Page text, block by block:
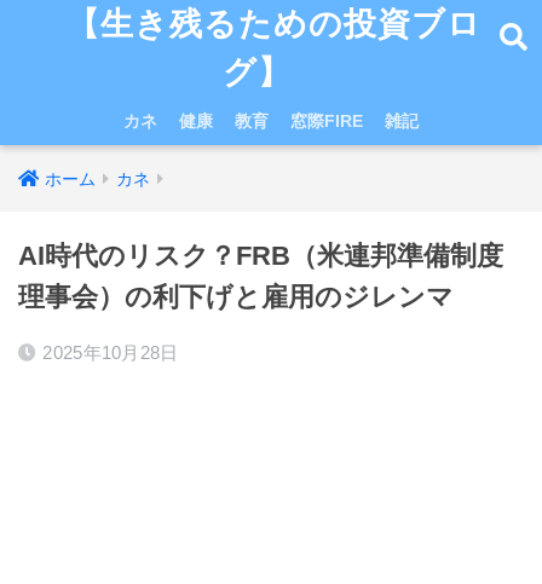
【生き残るための投資ブロ
グ】
カネ 健康 教育 窓際FIRE 雑記
ホーム カネ
AI時代のリスク？FRB（米連邦準備制度
理事会）の利下げと雇用のジレンマ
2025年10月28日